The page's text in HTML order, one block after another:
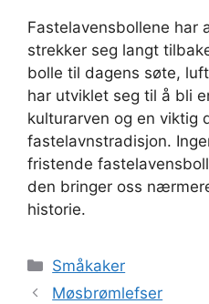
Fastelavensbollene har
strekker seg langt
bolle til dagens søte,
har utviklet seg til å bli
kulturarven og en viktig
fastelavnstradisjon.
fristende
den bringer oss
historie.
Kategorier
Småkaker
Møsbrømlefser